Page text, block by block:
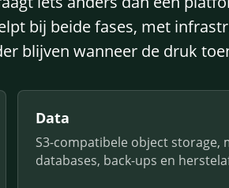
bij beide fases, met
blijven wanneer de druk
Data
S3-compatibele object storage,
databases, back-ups en